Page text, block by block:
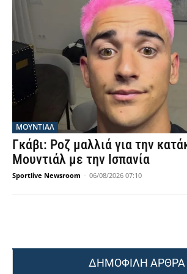
ΜΟΥΝΤΙΆΛ
Γκάβι: Ροζ μαλλιά για την
Μουντιάλ με την Ισπανία
Sportlive Newsroom - 06/08/2026 07:10
ΔΗΜΟΦΙΛΗ ΑΡΘΡΑ